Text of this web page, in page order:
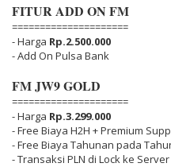
FITUR ADD ON FM
=====================
- Harga Rp.2.500.000
- Add On Pulsa Bank
FM JW9 GOLD
=====================
- Harga Rp.3.299.000
- Free Biaya H2H + Premium
- Free Biaya Tahunan pada
- Transaksi PLN di Lock ke Server